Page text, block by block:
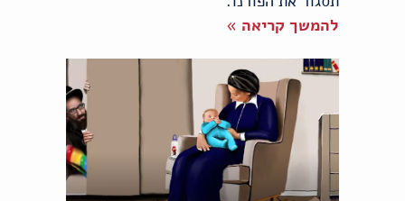
להמשך קריאה »